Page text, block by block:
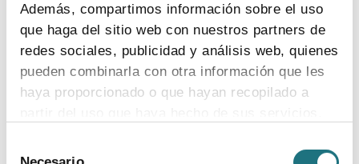
Además, compartimos información sobre el uso
que haga del sitio web con nuestros partners de
redes sociales, publicidad y análisis web, quienes
pueden combinarla con otra información que les
haya proporcionado o que hayan recopilado a
Para más información puede acceder a nuestra
Hoy, 5 de junio, se celebra el Día Mundial del Medio
Ambiente
La protección ambiental es una prioridad para la
industria farmacéutica, que impulsa desde el ecodiseño
Desde Sigre, iniciativa de cooperación con distribución